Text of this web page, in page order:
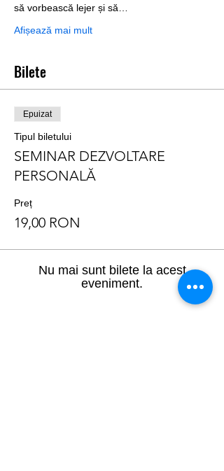
să vorbească lejer și să…
Afișează mai mult
Bilete
Epuizat
Tipul biletului
SEMINAR DEZVOLTARE
PERSONALĂ
Preț
19,00 RON
Nu mai sunt bilete la acest
eveniment.